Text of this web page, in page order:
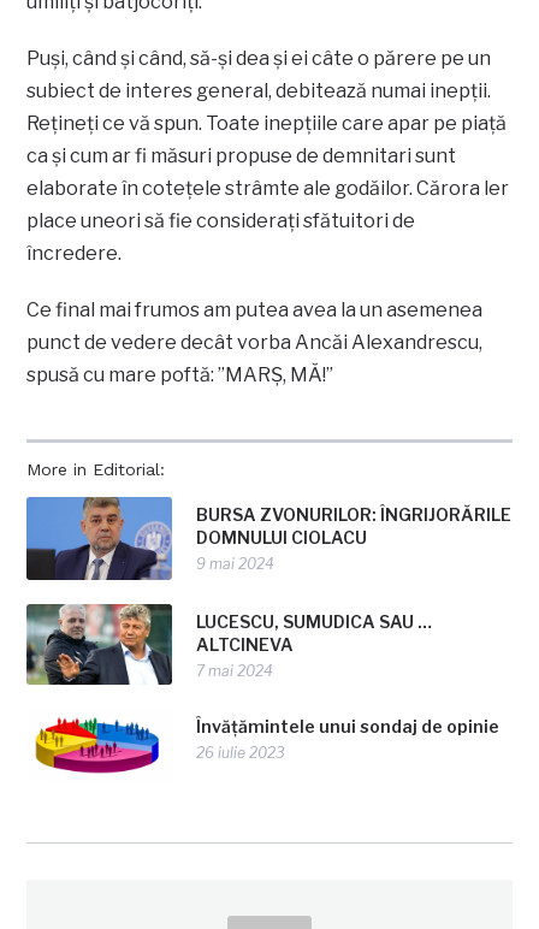
More in Editorial:
BURSA ZVONURILOR: ÎNGRIJORĂRILE
DOMNULUI CIOLACU
9 mai 2024
LUCESCU, SUMUDICA SAU …
ALTCINEVA
7 mai 2024
Învățămintele unui sondaj de opinie
26 iulie 2023
Puși, când și când, să-și dea și ei câte o părere pe un
subiect de interes general, debitează numai inepții.
Rețineți ce vă spun. Toate inepțiile care apar pe piață
ca și cum ar fi măsuri propuse de demnitari sunt
elaborate în cotețele strâmte ale godăilor. Cărora ler
place uneori să fie considerați sfătuitori de
încredere.
Ce final mai frumos am putea avea la un asemenea
punct de vedere decât vorba Ancăi Alexandrescu,
spusă cu mare poftă: ”MARȘ, MĂ!”